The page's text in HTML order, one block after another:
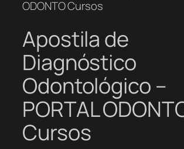
ODONTO Cursos
Apostila de
Diagnóstico
Odontológico –
PORTAL
Cursos